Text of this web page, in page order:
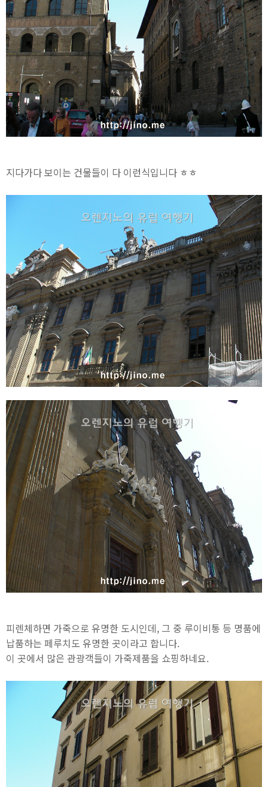
지다가다 보이는 건물들이 다 이런식입니다 ㅎㅎ
피렌체하면 가죽으로 유명한 도시인데, 그 중 루이비통 등 명품에
납품하는 페루치도 유명한 곳이라고 합니다.
이 곳에서 많은 관광객들이 가죽제품을 쇼핑하네요.